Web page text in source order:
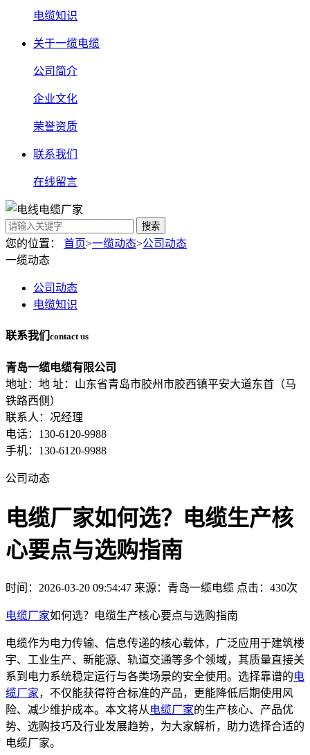
电缆知识
关于一缆电缆
公司简介
企业文化
荣誉资质
联系我们
在线留言
搜索
您的位置： 首页>一缆动态>公司动态
一缆动态
公司动态
电缆知识
联系我们 contact us
青岛一缆电缆有限公司
地址：地 址：山东省青岛市胶州市胶西镇平安大道东首（马
铁路西侧）
联系人：况经理
电话：130-6120-9988
手机：130-6120-9988
公司动态
电缆厂家如何选？电缆生产核
心要点与选购指南
时间：2026-03-20 09:54:47 来源：青岛一缆电缆 点击：430次
电缆厂家如何选？电缆生产核心要点与选购指南
电缆作为电力传输、信息传递的核心载体，广泛应用于建筑楼
宇、工业生产、新能源、轨道交通等多个领域，其质量直接关
系到电力系统稳定运行与各类场景的安全使用。选择靠谱的电
缆厂家，不仅能获得符合标准的产品，更能降低后期使用风
险、减少维护成本。本文将从电缆厂家的生产核心、产品优
势、选购技巧及行业发展趋势，为大家解析，助力选择合适的
电缆厂家。